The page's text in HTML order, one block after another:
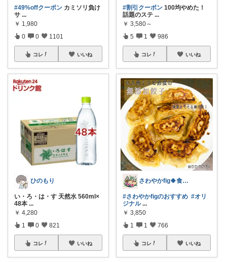
#49%offクーポン ​カミソリ負け
サ ...
￥ 1,980
0 0 1101
コレ いいね
ひのもり
い・ろ・は・す 天然水 560ml×
48本 ...
￥ 4,280
1 0 821
コレ いいね
#割引クーポン 100均やめた！
話題のステ ...
￥ 3,580～
5 1 986
コレ いいね
さわやかfig🍀食と暮らしを楽しむ
#さわやかfigのおすすめ #オリ
ジナル ...
￥ 3,850
1 1 766
コレ いいね